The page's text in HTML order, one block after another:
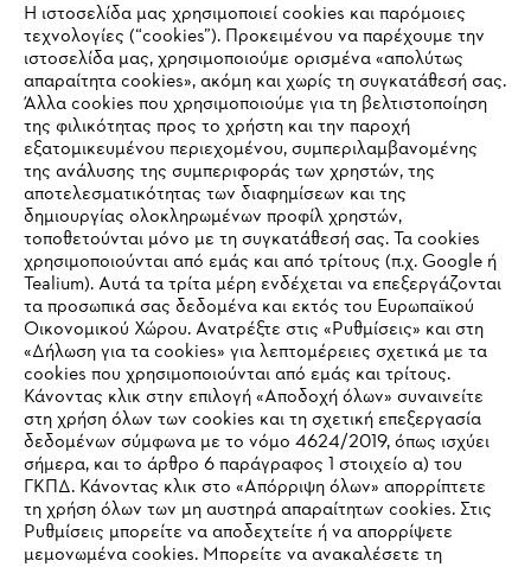
#STIHL
Εταιρεία
STIHL Συχνές ερωτήσεις
Service
IHR BROWSER WIRD NICHT
UNTERSTÜTZT
Η ιστοσελίδα μας χρησιμοποιεί cookies και παρόμοιες
τεχνολογίες (“cookies”). Προκειμένου να παρέχουμε την
ιστοσελίδα μας, χρησιμοποιούμε ορισμένα «απολύτως
απαραίτητα cookies», ακόμη και χωρίς τη συγκατάθεσή σας.
Άλλα cookies που χρησιμοποιούμε για τη βελτιστοποίηση
της φιλικότητας προς το χρήστη και την παροχή
εξατομικευμένου περιεχομένου, συμπεριλαμβανομένης
της ανάλυσης της συμπεριφοράς των χρηστών, της
αποτελεσματικότητας των διαφημίσεων και της
δημιουργίας ολοκληρωμένων προφίλ χρηστών,
τοποθετούνται μόνο με τη συγκατάθεσή σας. Τα cookies
χρησιμοποιούνται από εμάς και από τρίτους (π.χ. Google ή
Tealium). Αυτά τα τρίτα μέρη ενδέχεται να επεξεργάζονται
τα προσωπικά σας δεδομένα και εκτός του Ευρωπαϊκού
Οικονομικού Χώρου. Ανατρέξτε στις «Ρυθμίσεις» και στη
«Δήλωση για τα cookies» για λεπτομέρειες σχετικά με τα
cookies που χρησιμοποιούνται από εμάς και τρίτους.
Κάνοντας κλικ στην επιλογή «Αποδοχή όλων» συναινείτε
στη χρήση όλων των cookies και τη σχετική επεξεργασία
δεδομένων σύμφωνα με το νόμο 4624/2019, όπως ισχύει
σήμερα, και το άρθρο 6 παράγραφος 1 στοιχείο α) του
ΓΚΠΔ. Κάνοντας κλικ στο «Απόρριψη όλων» απορρίπτετε
τη χρήση όλων των μη αυστηρά απαραίτητων cookies. Στις
Ρυθμίσεις μπορείτε να αποδεχτείτε ή να απορρίψετε
μεμονωμένα cookies. Μπορείτε να ανακαλέσετε τη